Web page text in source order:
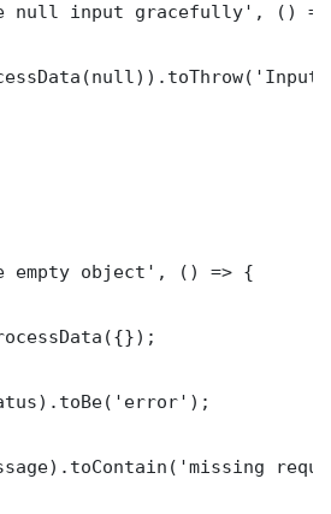
null input gracefully', ()
empty object', () => {